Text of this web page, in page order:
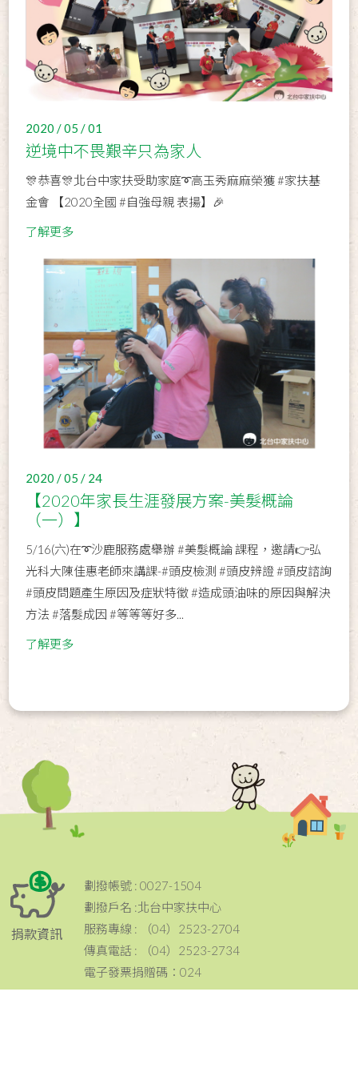
2020 / 05 / 01
逆境中不畏艱辛只為家人
🎊恭喜🎊北台中家扶受助家庭➰高玉秀麻麻榮獲 #家扶基
金會 【2020全國 #自強母親 表揚】🎉
了解更多
2020 / 05 / 24
【2020年家長生涯發展方案-美髮概論
（一）】
5/16(六)在➰沙鹿服務處舉辦 #美髮概論 課程，邀請👉弘
光科大陳佳惠老師來講課-#頭皮檢測 #頭皮辨證 #頭皮諮詢
#頭皮問題產生原因及症狀特徵 #造成頭油味的原因與解決
方法 #落髮成因 #等等等好多...
了解更多
捐款資訊
劃撥帳號 : 0027-1504
劃撥戶名 :北台中家扶中心
服務專線 : （04）2523-2704
傳真電話 : （04）2523-2734
電子發票捐贈碼：024